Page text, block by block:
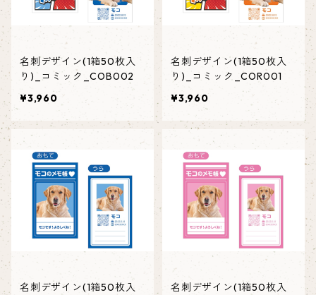
名刺デザイン(1箱50枚入
り)_コミック_COB002
¥3,960
名刺デザイン(1箱50枚入
り)_コミック_COR001
¥3,960
名刺デザイン(1箱50枚入
名刺デザイン(1箱50枚入